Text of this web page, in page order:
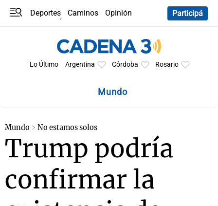
Deportes Caminos
Opinión
Participá
Lo Último Argentina Córdoba Rosario
Mundo
Mundo No estamos solos
Trump podría
confirmar la